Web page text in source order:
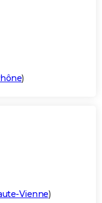
)
Vienne)